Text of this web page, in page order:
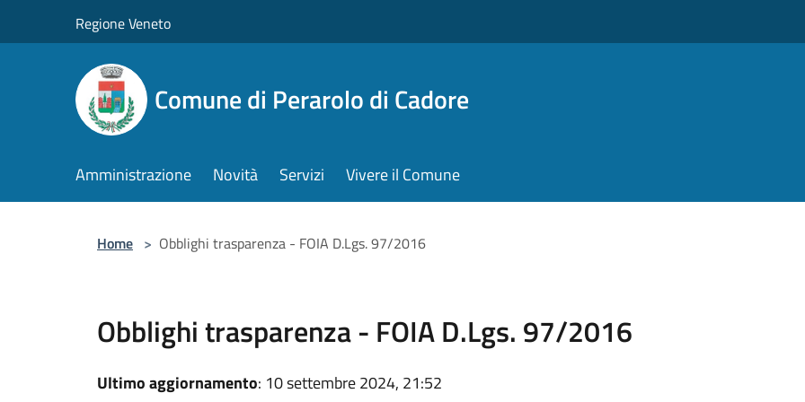
Regione Veneto
Comune di Perarolo di Cadore
Amministrazione Novità Servizi Vivere il Comune
Home > Obblighi trasparenza - FOIA D.Lgs. 97/2016
Obblighi trasparenza - FOIA D.Lgs. 97/2016
Ultimo aggiornamento: 10 settembre 2024, 21:52